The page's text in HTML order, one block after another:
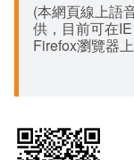
(本網頁線上語
供，目前可在
Firefox瀏覽器